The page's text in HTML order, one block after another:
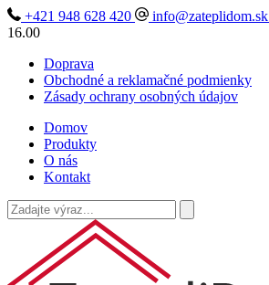
+421 948 628 420 info@zateplidom.sk
16.00
Doprava
Obchodné a reklamačné podmienky
Zásady ochrany osobných údajov
Domov
Produkty
O nás
Kontakt